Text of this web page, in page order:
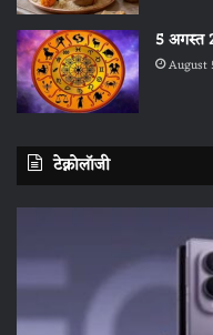
5 अगस्त
August
टेक्नोलॉजी